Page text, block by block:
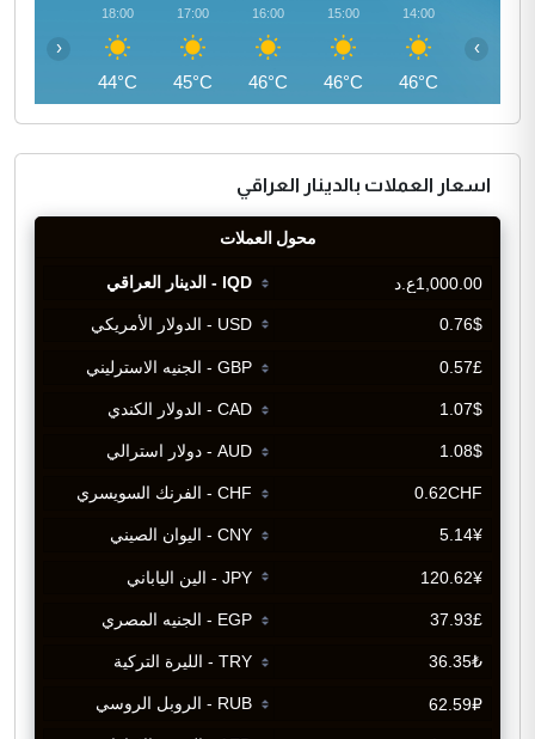
14:00
46°C
15:00
46°C
16:00
46°C
17:00
45°C
18:00
44°C
‹ ›
اسعار العملات بالدينار العراقي